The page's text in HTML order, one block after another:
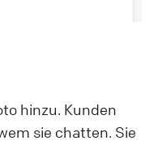
hinzu. Kunden
sie chatten. Sie